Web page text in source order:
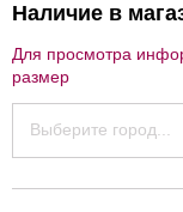
Наличие в
Для просмотра
размер
Выберите город...